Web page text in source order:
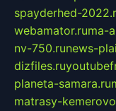
spayderhed-
webamator.ruma-
nv-750.runews-
dizfiles.ru
planeta-samara.ru
matrasy-